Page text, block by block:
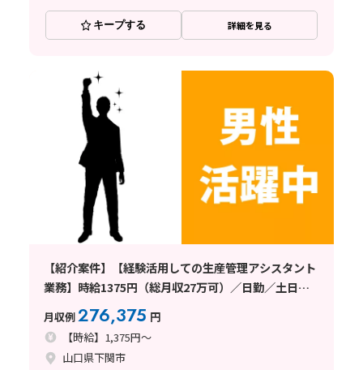
キープする 詳細を見る
【紹介案件】【経験活用しての生産管理アシスタント
業務】時給1375円（総月収27万可）／日勤／土日祝
休／寮手配中
月収例276,375 円
【時給】1,375円～
山口県下関市